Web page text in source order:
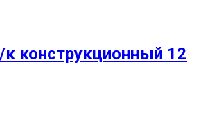
к конструкционный 12